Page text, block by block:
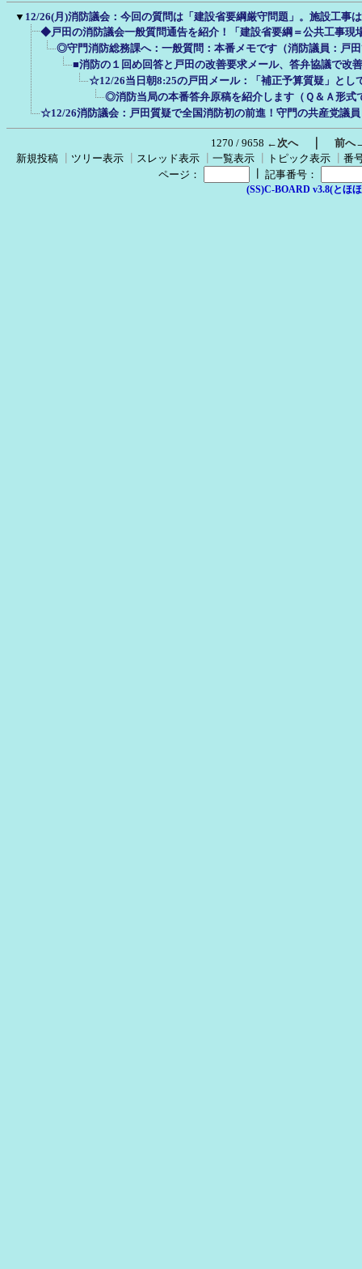
▼ 12/26(月)消防議会：今回の質問は「建設省要綱厳守問題」。施設工事
◆戸田の消防議会一般質問通告を紹介！「建設省要綱＝公共工事現
◎守門消防総務課へ：一般質問：本番メモです（消防議員：戸
■消防の１回め回答と戸田の改善要求メール、答弁協議で改
☆12/26当日朝8:25の戸田メール：「補正予算質疑」とし
◎消防当局の本番答弁原稿を紹介します（Ｑ＆Ａ形式
☆12/26消防議会：戸田質疑で全国消防初の前進！守門の共産党議
1270 / 9658 ←次へ｜ 前へ
新規投稿
ツリー表示 スレッド表示 一覧表示 トピック表示
番
ページ：
記事番号：
(SS)C-BOARD v3.8(とほ